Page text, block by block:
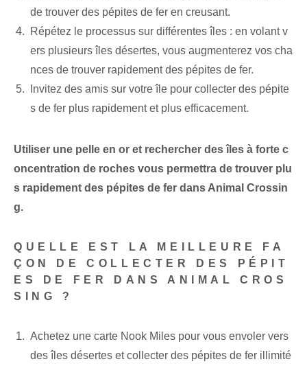
de trouver des pépites de fer en creusant.
Répétez le processus sur différentes îles : en volant v
ers plusieurs îles désertes, vous augmenterez vos cha
nces de trouver rapidement des pépites de fer.
Invitez des amis sur votre île pour collecter des pépite
s de fer plus rapidement et plus efficacement.
Utiliser une pelle en or et rechercher des îles à forte c
oncentration de roches vous permettra de trouver plu
s rapidement des pépites de fer dans Animal Crossin
g.
QUELLE EST LA MEILLEURE FA
ÇON DE COLLECTER DES PÉPIT
ES DE FER DANS ANIMAL CROS
SING ?
Achetez une carte Nook Miles pour vous envoler vers
des îles désertes et collecter des pépites de fer illimité